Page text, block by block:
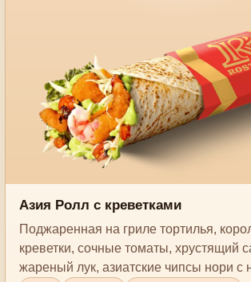
Азия Ролл с креветками
Поджаренная на гриле тортилья,
креветки, сочные томаты, хрустящий
жареный лук, азиатские чипсы нори